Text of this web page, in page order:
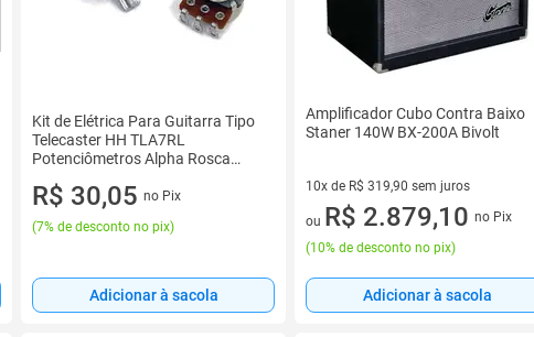
Kit de Elétrica Para Guitarra Tipo
Telecaster HH TLA7RL
Potenciômetros Alpha Rosca
R$ 30,05 no Pix
(7% de desconto no pix)
Adicionar à sacola
Amplificador Cubo Contra Baixo
Staner 140W BX-200A Bivolt
10x de R$ 319,90 sem juros
10 vez de R$ 319,90 sem juros
ou R$ 2.879,10 no Pix
(10% de desconto no pix)
Adicionar à sacola